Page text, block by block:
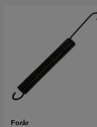
Forår